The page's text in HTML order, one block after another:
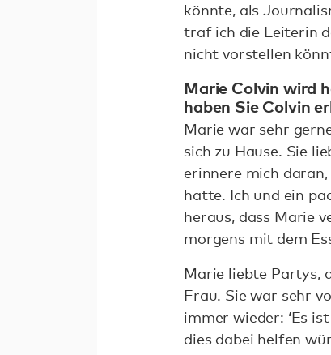
könnte, als
traf ich die Leiterin
nicht vorstellen
Marie Colvin wird
haben Sie Colvin
Marie war sehr
sich zu Hause. Sie
erinnere mich
hatte. Ich und ein
heraus, dass Marie
morgens mit dem
Marie liebte Partys,
Frau. Sie war sehr
immer wieder: ‘Es
dies dabei helfen